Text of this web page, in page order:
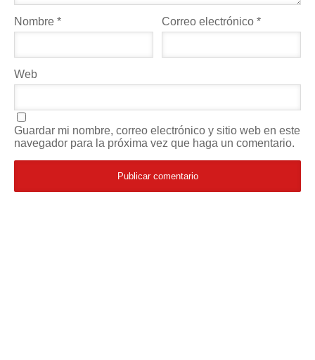
Nombre * Correo electrónico*
Web
Guardar mi nombre, correo electrónico y sitio web en este
navegador para la próxima vez que haga un comentario.